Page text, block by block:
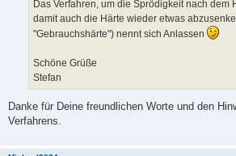
Das Verfahren, um die Sprödigkeit nach dem
damit auch die Härte wieder etwas
"Gebrauchshärte") nennt sich Anlassen
Schöne Grüße
Stefan
Danke für Deine freundlichen Worte und den
Verfahrens.